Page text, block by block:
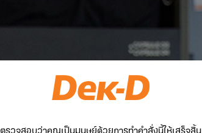
ตรวจสอบว่าคุณเป็นมนุษย์ด้วยการทำคำสั่งนี้ให้เสร็จสิ้น